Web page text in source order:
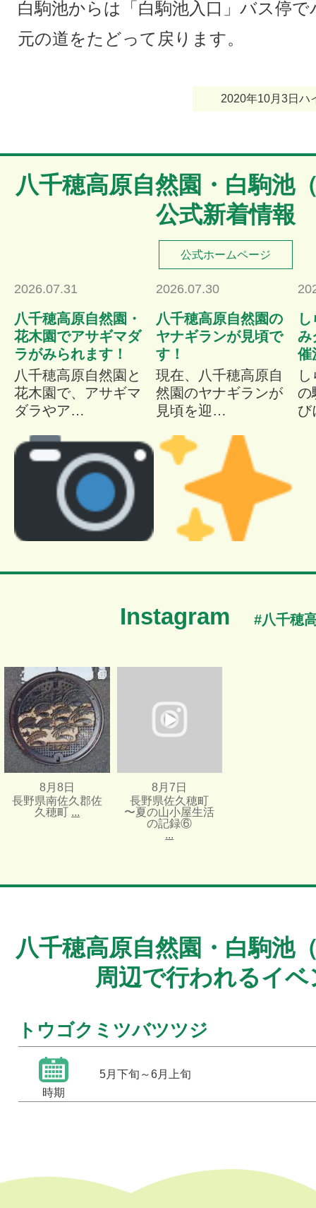
白駒池からは「白駒池入口」バス停
元の道をたどって戻ります。
2020年10月3日ハ
八千穂高原自然園・白駒池
公式新着情報
公式ホームページ
2026.07.31
八千穂高原自然園・
花木園でアサギマダ
ラがみられます！
八千穂高原自然園と
花木園で、アサギマ
ダラやア…
2026.07.30
八千穂高原自然園の
ヤナギランが見頃で
す！
現在、八千穂高原自
然園のヤナギランが
見頃を迎…
み
催
の
Instagram #八千穂
長野県南佐久郡佐久穂町...
8月 8 日
10 0
8月8日
長野県南佐久郡佐
久穂町 ...
8月 7 日
25
8月7日
長野県佐久穂町
〜夏の山小屋生活
の記録⑥
...
八千穂高原自然園・白駒池
周辺で行われるイベ
トウゴクミツバツツジ
時期
5月下旬～6月上旬